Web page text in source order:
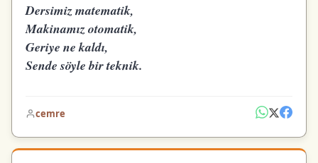
Dersimiz matematik,
Makinamız otomatik,
Geriye ne kaldı,
Sende söyle bir teknik.
cemre